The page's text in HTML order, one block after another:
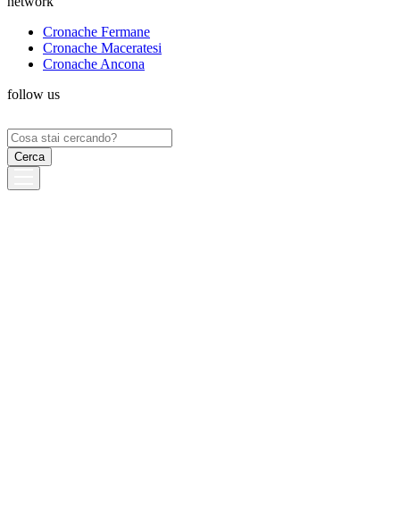
Cronache Fermane
Cronache Maceratesi
Cronache Ancona
follow us
Ricerca
per: